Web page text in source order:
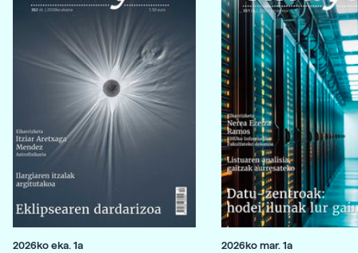
2026ko eka. 1a 2026ko mar. 1a